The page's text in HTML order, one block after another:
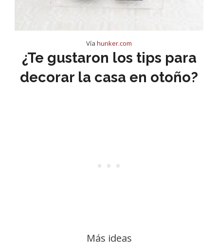
Vía hunker.com
¿Te gustaron los tips para
decorar la casa en otoño?
Más ideas